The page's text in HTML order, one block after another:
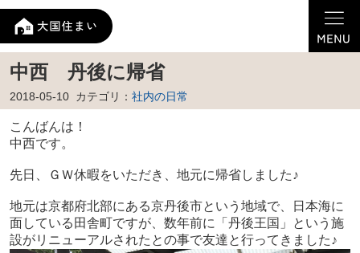
中西 丹後に帰省
2018-05-10 カテゴリ： 社内の日常
こんばんは！
中西です。
先日、ＧＷ休暇をいただき、地元に帰省しました♪
地元は京都府北部にある京丹後市という地域で、日本海に
面している田舎町ですが、数年前に「丹後王国」という施
設がリニューアルされたとの事で友達と行ってきました♪